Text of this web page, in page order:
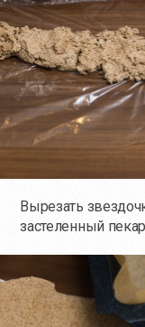
Вырезать
застеленный